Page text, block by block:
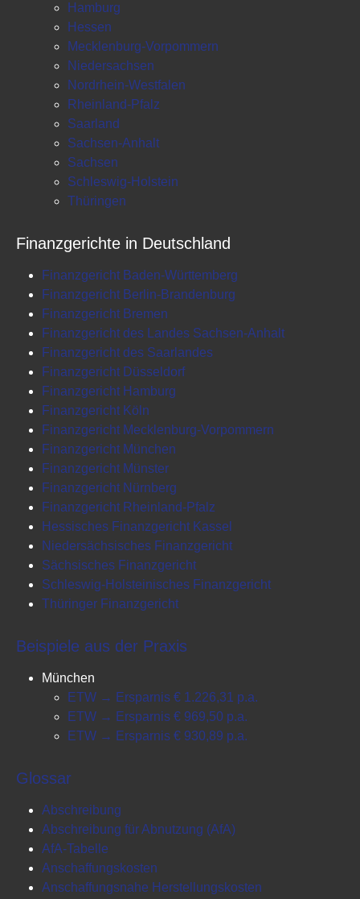
Hamburg
Hessen
Mecklenburg-Vorpommern
Niedersachsen
Nordrhein-Westfalen
Rheinland-Pfalz
Saarland
Sachsen-Anhalt
Sachsen
Schleswig-Holstein
Thüringen
Finanzgerichte in Deutschland
Finanzgericht Baden-Württemberg
Finanzgericht Berlin-Brandenburg
Finanzgericht Bremen
Finanzgericht des Landes Sachsen-Anhalt
Finanzgericht des Saarlandes
Finanzgericht Düsseldorf
Finanzgericht Hamburg
Finanzgericht Köln
Finanzgericht Mecklenburg-Vorpommern
Finanzgericht München
Finanzgericht Münster
Finanzgericht Nürnberg
Finanzgericht Rheinland-Pfalz
Hessisches Finanzgericht Kassel
Niedersächsisches Finanzgericht
Sächsisches Finanzgericht
Schleswig-Holsteinisches Finanzgericht
Thüringer Finanzgericht
Beispiele aus der Praxis
München
ETW → Ersparnis € 1.226,31 p.a.
ETW → Ersparnis € 969,50 p.a.
ETW → Ersparnis € 930,89 p.a.
Glossar
Abschreibung
Abschreibung für Abnutzung (AfA)
AfA-Tabelle
Anschaffungskosten
Anschaffungsnahe Herstellungskosten